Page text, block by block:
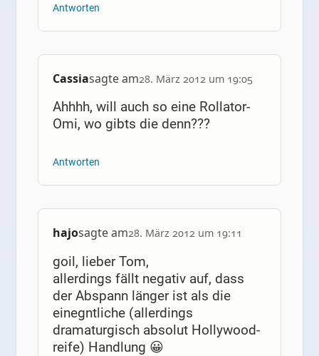
Antworten
Cassiasagte am28. März 2012 um 19:05
Ahhhh, will auch so eine Rollator-
Omi, wo gibts die denn???
Antworten
hajosagte am28. März 2012 um 19:11
goil, lieber Tom,
allerdings fällt negativ auf, dass
der Abspann länger ist als die
einegntliche (allerdings
dramaturgisch absolut Hollywood-
reife) Handlung 😀